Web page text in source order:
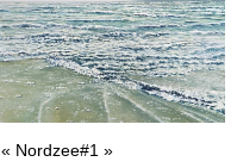
« Nordzee#1 »